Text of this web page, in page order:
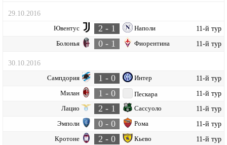
29.10.2016
Ювентус 2 - 1 Наполи 11-й тур
Болонья 0 - 1 Фиорентина 11-й тур
30.10.2016
Сампдория 1 - 0 Интер 11-й тур
Милан 1 - 0 Пескара 11-й тур
Лацио 2 - 1 Сассуоло 11-й тур
Эмполи 0 - 0 Рома 11-й тур
Кротоне 2 - 0 Кьево 11-й тур